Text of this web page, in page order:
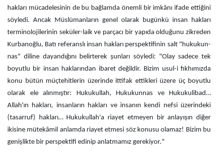
hakları mücadelesinin de bu bağlamda önemli bir imkânı ifade ettiğini
söyledi. Ancak Müslümanların genel olarak bugünkü insan hakları
terminolojilerinin seküler-laik ve parçacı bir yapıda olduğunu zikreden
Kurbanoğlu, Batı referanslı insan hakları perspektifinin salt "hukukun-
nas" diline dayandığını belirterek şunları söyledi: "Olay sadece tek
boyutlu bir insan haklarından ibaret değildir. Bizim usul-i fıkhımızda
konu bütün müçtehitlerin üzerinde ittifak ettikleri üzere üç boyutlu
olarak ele alınmıştır: Hukukullah, Hukukunnas ve Hukukulibad…
Allah'ın hakları, insanların hakları ve insanın kendi nefsi üzerindeki
(tasarruf) hakları… Hukukullah'a riayet etmeyen bir anlayışın diğer
ikisine mütekâmil anlamda riayet etmesi söz konusu olamaz! Bizim bu
genişlikte bir perspektifi edinip anlatmamız gerekiyor."